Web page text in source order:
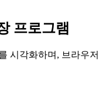
프로그램
시각화하며, 브라우